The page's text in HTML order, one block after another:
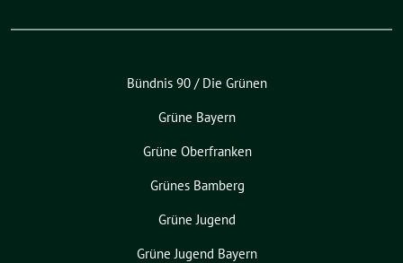
Bündnis 90 / Die Grünen
Grüne Bayern
Grüne Oberfranken
Grünes Bamberg
Grüne Jugend
Grüne Jugend Bayern